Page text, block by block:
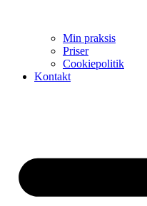
Min praksis
Priser
Cookiepolitik
Kontakt